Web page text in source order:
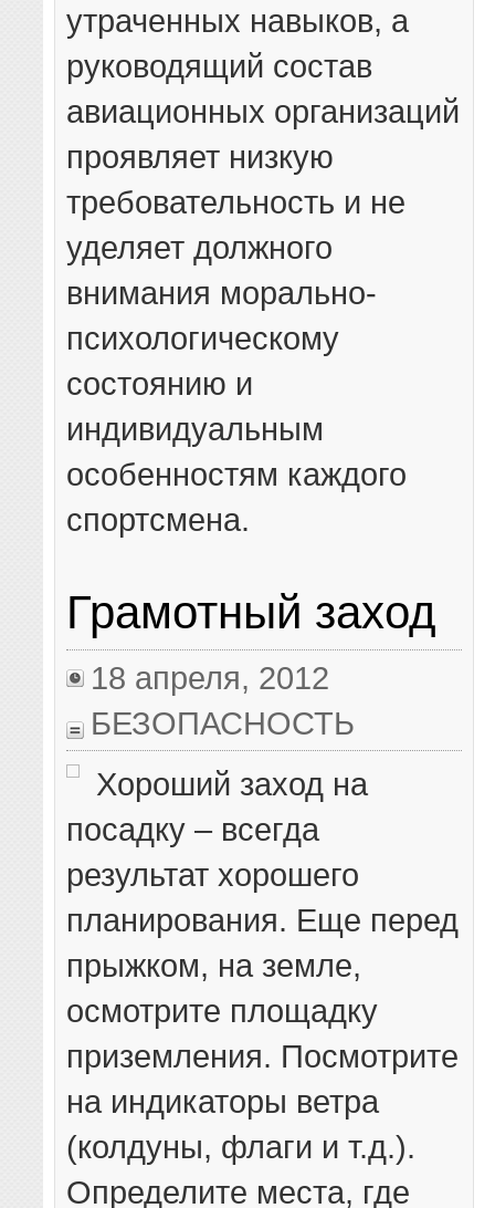
утраченных навыков, а
руководящий состав
авиационных организаций
проявляет низкую
требовательность и не
уделяет должного
внимания морально-
психологическому
состоянию и
индивидуальным
особенностям каждого
спортсмена.
Грамотный заход
18 апреля, 2012
БЕЗОПАСНОСТЬ
Хороший заход на
посадку – всегда
результат хорошего
планирования. Еще перед
прыжком, на земле,
осмотрите площадку
приземления. Посмотрите
на индикаторы ветра
(колдуны, флаги и т.д.).
Определите места, где